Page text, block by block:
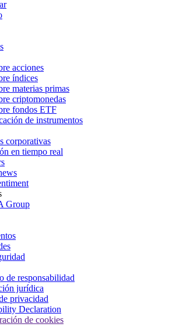
acciones
índices
materias primas
criptomonedas
fondos ETF
de instrumentos
corporativas
en tiempo real
Group
de responsabilidad
jurídica
privacidad
Declaration
de cookies